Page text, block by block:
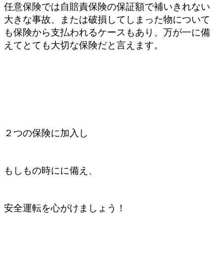
任意保険では自賠責保険の保証額で補いきれない
大きな事故、または破損してしまった物について
も保険から支払われるケースもあり、万が一に備
えてとても大切な保険だと言えます。
２つの保険に加入し
もしもの時にに備え、
安全運転を心がけましょう！